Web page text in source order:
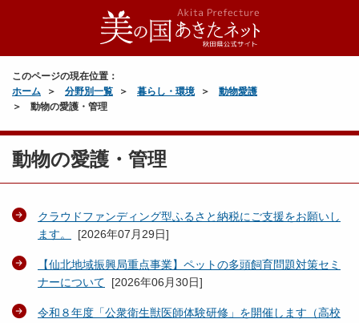
このページの現在位置：
ホーム
分野別一覧 暮らし・環境
動物愛護
動物の愛護・管理
動物の愛護・管理
クラウドファンディング型ふるさと納税にご支援をお願いし
ます。
[2026年07月29日]
【仙北地域振興局重点事業】ペットの多頭飼育問題対策セミ
ナーについて [2026年06月30日]
令和８年度「公衆衛生獣医師体験研修」を開催します（高校